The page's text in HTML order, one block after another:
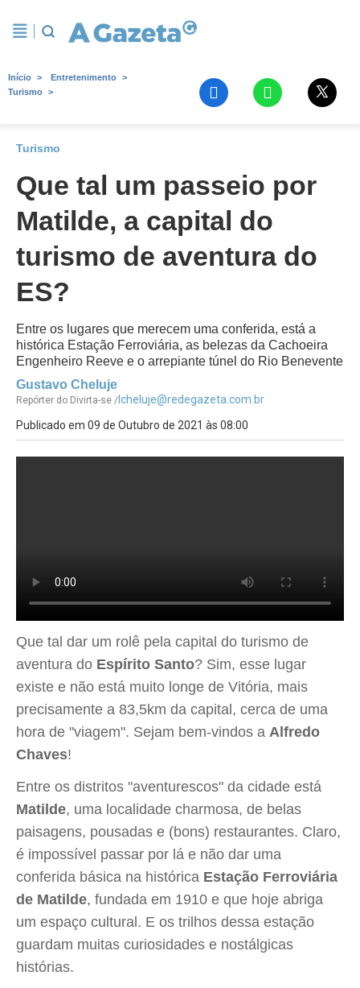
Início
Entretenimento
Turismo
Turismo
Que tal um passeio por
Matilde, a capital do
turismo de aventura do
ES?
Entre os lugares que merecem uma conferida, está a
histórica Estação Ferroviária, as belezas da Cachoeira
Engenheiro Reeve e o arrepiante túnel do Rio Benevente
Gustavo Cheluje
Repórter do Divirta-se / lcheluje@redegazeta.com.br
Publicado em 09 de Outubro de 2021 às 08:00
Que tal dar um rolê pela capital do turismo de
aventura do Espírito Santo? Sim, esse lugar
existe e não está muito longe de Vitória, mais
precisamente a 83,5km da capital, cerca de uma
hora de "viagem". Sejam bem-vindos a Alfredo
Chaves!
Entre os distritos "aventurescos" da cidade está
Matilde, uma localidade charmosa, de belas
paisagens, pousadas e (bons) restaurantes. Claro,
é impossível passar por lá e não dar uma
conferida básica na histórica Estação Ferroviária
de Matilde, fundada em 1910 e que hoje abriga
um espaço cultural. E os trilhos dessa estação
guardam muitas curiosidades e nostálgicas
histórias.